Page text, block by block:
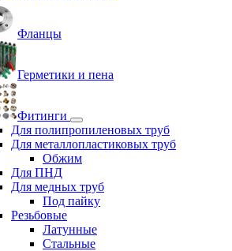
Фланцы
Герметики и пена
Фитинги
Для полипропиленовых труб
Для металлопластиковых труб
Обжим
Для ПНД
Для медных труб
Под пайку
Резьбовые
Латунные
Cтальные